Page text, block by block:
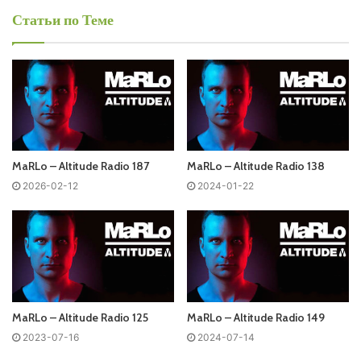
MaRLo - Altitude Radio
Запись выпусков
Слушай и добавляй плейлист VK:
Tracklist:
No playlist
00:22 | 01. Restricted & Nik Sitz – Tunnel Vision (Junkie Kid
Remix) | REVIVE
02:34 | 02. Coolio & 1World & Holy Priest – Gangsta’s
Paradise | KONTOR
04:12 | 03. Dimitri Vegas & Like Mike vs. Timmy Trumpet &
Статьи по Теме
MaRLo – Altitude Radio 187
2026-02-12
MaRLo – Altitude Radio 138
2024-01-22
MaRLo – Altitude Radio 125
2023-07-16
MaRLo – Altitude Radio 149
2024-07-14